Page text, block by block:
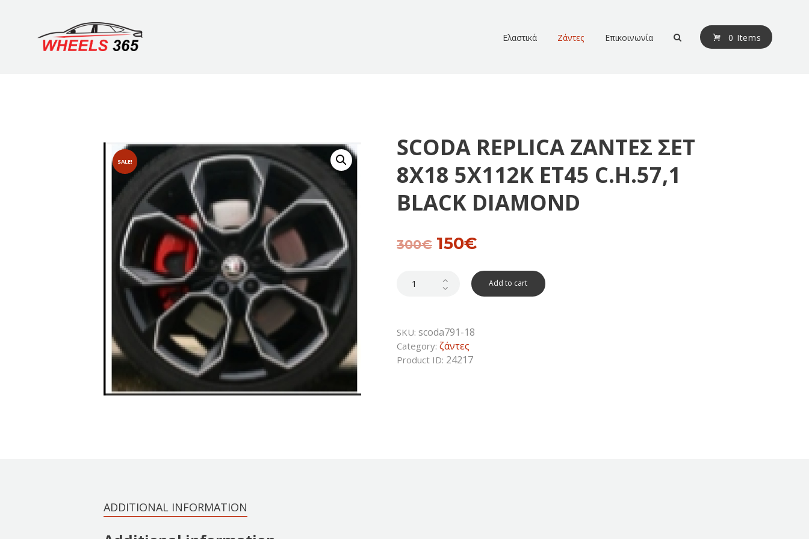
Ελαστικά Ζάντες Επικοινωνία 0 Items
SALE!
SCODA REPLICA ΖΑΝΤΕΣ ΣΕΤ
8X18 5X112K ET45 C.H.57,1
BLACK DIAMOND
300€ Original
300€.
150€
is:
150€.
Add to cart
SKU: scoda791-18
Category: ζάντες
Product ID: 24217
ADDITIONAL INFORMATION